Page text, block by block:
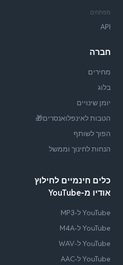
מפתחים
API
חברה
מחירים
בלוג
יומן שינויים
הטבות לאינפלואנסרים🎁
הפוך לשותף
הנחות לחינוך וממשל
כלים חינמיים לחילוץ
אודיו מ-YouTube
YouTube ל-MP3
YouTube ל-M4A
YouTube ל-WAV
YouTube ל-AAC